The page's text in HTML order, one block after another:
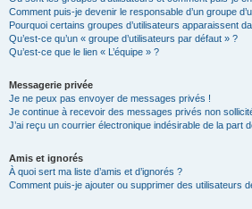
Comment puis-je devenir le responsable d’un groupe
Pourquoi certains groupes d’utilisateurs apparaissent
Qu’est-ce qu’un « groupe d’utilisateurs par défaut » ?
Qu’est-ce que le lien « L’équipe » ?
Messagerie privée
Je ne peux pas envoyer de messages privés !
Je continue à recevoir des messages privés non
J’ai reçu un courrier électronique indésirable de la part
Amis et ignorés
À quoi sert ma liste d’amis et d’ignorés ?
Comment puis-je ajouter ou supprimer des utilisateurs